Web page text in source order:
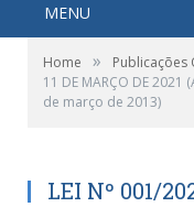
MENU
Home » Publicações
11 DE MARÇO DE
de março de 2013)
LEI Nº 001/